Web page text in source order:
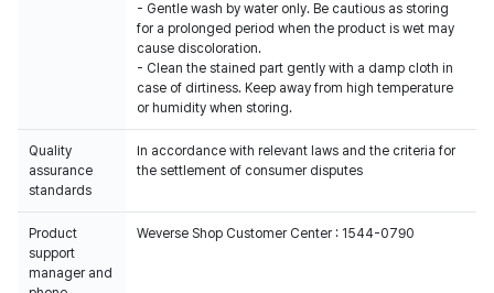
- Gentle wash by water only. Be cautious as storing
for a prolonged period when the product is wet may
cause discoloration.
- Clean the stained part gently with a damp cloth in
case of dirtiness. Keep away from high temperature
or humidity when storing.
Quality
assurance
standards
In accordance with relevant laws and the criteria for
the settlement of consumer disputes
Product
support
manager and
Weverse Shop Customer Center : 1544-0790